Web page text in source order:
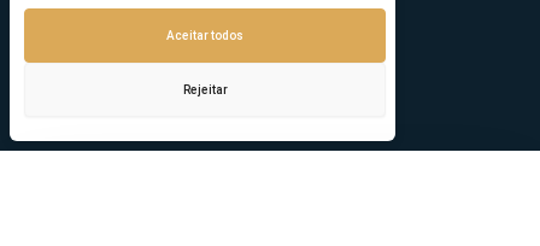
Aceitar todos
Rejeitar